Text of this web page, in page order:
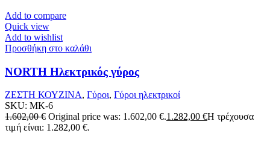
Add to compare
Quick view
Add to wishlist
Προσθήκη στο καλάθι
NORTH Ηλεκτρικός γύρος
ΖΕΣΤΗ ΚΟΥΖΙΝΑ, Γύροι, Γύροι ηλεκτρικοί
SKU: MK-6
1.602,00€ Original price was: 1.602,00 €.1.282,00 €Η τρέχουσα
τιμή είναι: 1.282,00 €.